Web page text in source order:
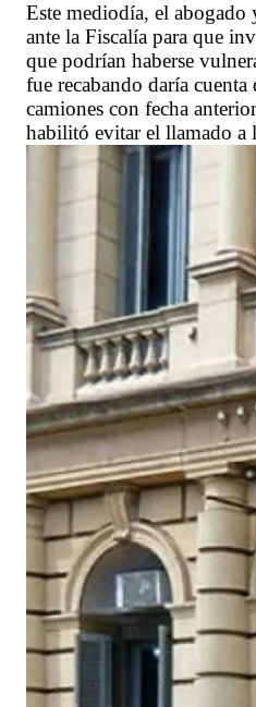
Este mediodía, el
ante la Fiscalía para que
que podrían haberse
fue recabando daría
camiones con fecha
habilitó evitar el llamado a